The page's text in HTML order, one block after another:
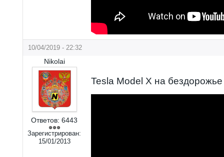
10/04/2019 - 22:32
Nikolai
Ответов: 6443
Зарегистрирован:
15/01/2013
Tesla Model X на бездорожье